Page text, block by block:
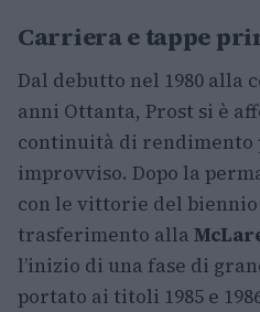
Carriera e tappe
Dal debutto nel 1980 alla
anni Ottanta, Prost si è
continuità di rendimento
improvviso. Dopo la
con le vittorie del biennio
trasferimento alla
l’inizio di una fase di
portato ai titoli 1985 e